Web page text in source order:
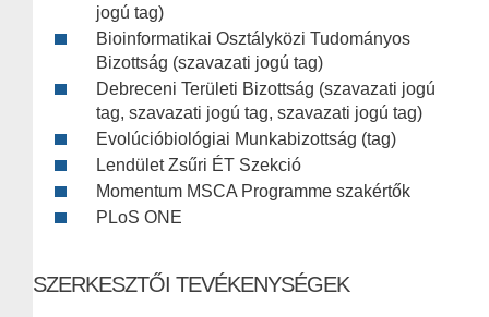
jogú tag)
Bioinformatikai Osztályközi Tudományos
Bizottság (szavazati jogú tag)
Debreceni Területi Bizottság (szavazati jogú
tag, szavazati jogú tag, szavazati jogú tag)
Evolúcióbiológiai Munkabizottság (tag)
Lendület Zsűri ÉT Szekció
Momentum MSCA Programme szakértők
PLoS ONE
SZERKESZTŐI TEVÉKENYSÉGEK